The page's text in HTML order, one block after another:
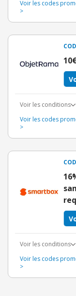
Voir les codes
>
Voir les conditions
Voir les codes
>
Voir les conditions
Voir les codes
>